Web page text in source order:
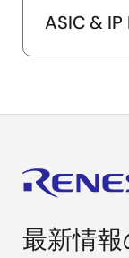
ASIC &
最新情